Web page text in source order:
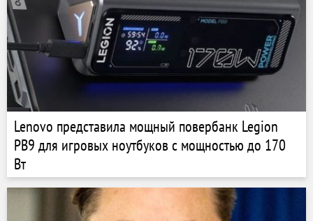
Lenovo представила мощный повербанк Legion
PB9 для игровых ноутбуков с мощностью до 170
Вт